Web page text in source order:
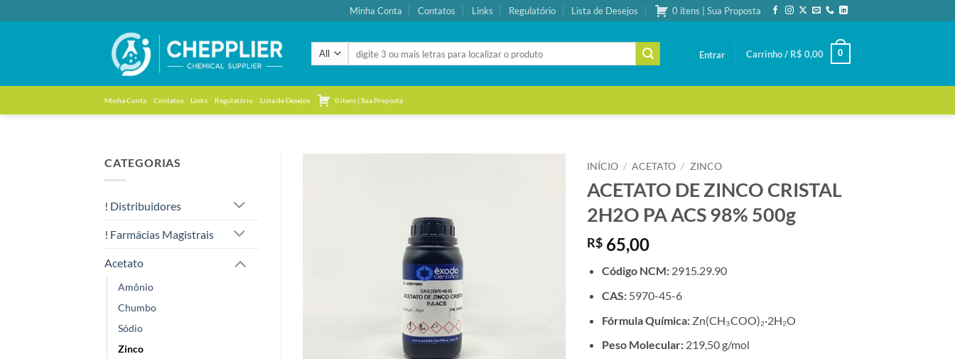
to
Minha Conta Contatos Links Regulatório Lista de Desejos 0 itens | Sua Proposta
por:
Entrar Carrinho / R$ 0,00 0
Minha Conta Contatos Links Regulatório Lista de Desejos 0 itens | Sua Proposta
CATEGORIAS
! Distribuidores
! Farmácias Magistrais
Acetato
Amônio
Chumbo
Sódio
Zinco
INÍCIO / ACETATO / ZINCO
ACETATO DE ZINCO CRISTAL
2H2O PA ACS 98% 500g
R$ 65,00
Código NCM: 2915.29.90
CAS: 5970-45-6
Fórmula Química: Zn(CH₃COO)₂·2H₂O
Peso Molecular: 219,50 g/mol